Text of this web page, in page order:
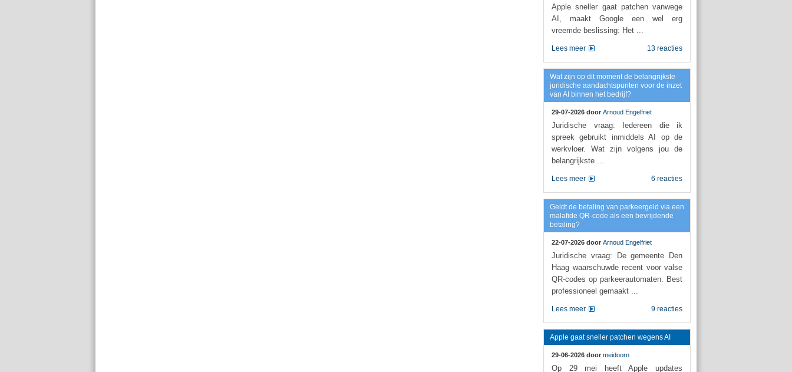
Apple sneller gaat patchen vanwege
AI, maakt Google een wel erg
vreemde beslissing: Het ...
13 reacties
Lees meer
Wat zijn op dit moment de belangrijkste
juridische aandachtspunten voor de inzet
van AI binnen het bedrijf?
29-07-2026 door Arnoud Engelfriet
Juridische vraag: Iedereen die ik
spreek gebruikt inmiddels AI op de
werkvloer. Wat zijn volgens jou de
belangrijkste ...
6 reacties
Lees meer
Geldt de betaling van parkeergeld via een
malafide QR-code als een bevrijdende
betaling?
22-07-2026 door Arnoud Engelfriet
Juridische vraag: De gemeente Den
Haag waarschuwde recent voor valse
QR-codes op parkeerautomaten. Best
professioneel gemaakt ...
9 reacties
Lees meer
Apple gaat sneller patchen wegens AI
29-06-2026 door meidoorn
Op 29 mei heeft Apple updates